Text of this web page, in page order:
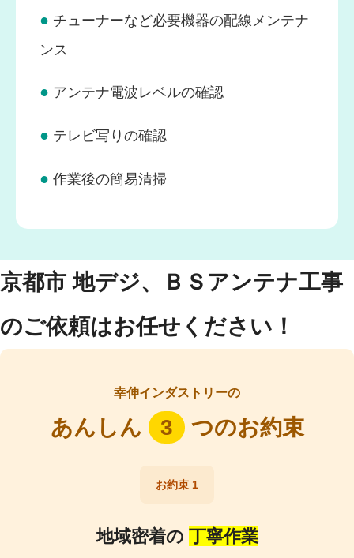
● チューナーなど必要機器の配線メンテナ
ンス
● アンテナ電波レベルの確認
● テレビ写りの確認
● 作業後の簡易清掃
京都市 地デジ、ＢＳアンテナ工事
のご依頼はお任せください！
幸伸インダストリーの
あんしん 3 つのお約束
お約束 1
地域密着の 丁寧作業